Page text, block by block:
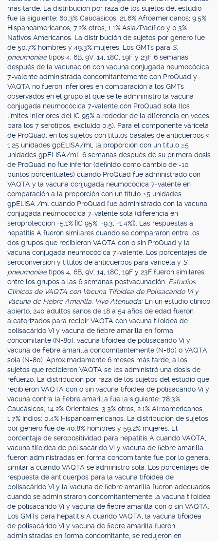
más tarde. La distribución por raza de los sujetos del estudio
fue la siguiente: 60.3% Caucásicos; 21.6% Afroamericanos; 9.5%
Hispanoamericanos; 7.2% otros; 1.1% Asia/Pacífico y 0.3%
Nativos Americanos. La distribución de sujetos por género fue
de 50.7% hombres y 49.3% mujeres. Los GMTs para S.
pneumoniaetipos 4, 6B, 9V, 14, 18C, 19F y 23F 6 semanas
después de la vacunación con vacuna conjugada neumocócica
7-valente administrada concomitantemente con ProQuad y
VAQTA no fueron inferiores en comparación a los GMTs
observados en el grupo al que se le admninistró la vacuna
conjugada neumocócica 7-valente con ProQuad sola (los
límites inferiores del IC 95% alrededor de la diferencia en veces
para los 7 serotipos, excluido 0.5). Para el componente varicela
de ProQuad, en los sujetos con títulos basales de anticuerpos <
1.25 unidades gpELISA/ml, la proporción con un título ≥5
unidades gpELISA/mL 6 semanas después de su primera dosis
de ProQuad no fue inferior (definido como cambio de -10
puntos porcentuales) cuando ProQuad fue administrado con
VAQTA y la vacuna conjugada neumocócica 7-valente en
comparación a la proporción con un título ≥5 unidades
gpELISA /ml cuando ProQuad fue administrado con la vacuna
conjugada neumocócica 7-valente sola (diferencia en
seroprotección -5.1% [IC 95%: -9.3, -1.4%]). Las respuestas a
hepatitis A fueron similares cuando se compararon entre los
dos grupos que recibieron VAQTA con o sin ProQuad y la
vacuna conjugada neumocócica 7-valente. Los porcentajes de
seroconversión y títulos de anticuerpos para varicela y S.
pneumoniaetipos 4, 6B, 9V, 14, 18C, 19F y 23F fueron similares
entre los grupos a las 6 semanas postvacunación. Estudios
Clínicos de VAQTA con Vacuna Tifoidea de Polisacárido Vi y
Vacuna de Fiebre Amarilla, Vivo Atenuada: En un estudio clínico
abierto, 240 adultos sanos de 18 a 54 años de edad fueron
aleatorizados para recibir VAQTA con vacuna tifoidea de
polisacárido Vi y vacuna de fiebre amarilla en forma
concomitante (N=80), vacuna tifoidea de polisacárido Vi y
vacuna de fiebre amarilla concomitantemente (N=80) o VAQTA
sola (N=80). Aproximadamente 6 meses más tarde, a los
sujetos que recibieron VAQTA se les administró una dosis de
refuerzo. La distribución por raza de los sujetos del estudio que
recibieron VAQTA con o sin vacuna tifoidea de polisacárido Vi y
vacuna contra la fiebre amarilla fue la siguiente: 78.3%
Caucásicos; 14.2% Orientales; 3.3% otros; 2.1% Afroamericanos;
1.7% Indios; 0.4% Hispanoamericanos. La distribución de sujetos
por género fue de 40.8% hombres y 59.2% mujeres. El
porcentaje de seropositividad para hepatitis A cuando VAQTA,
vacuna tifoidea de polisacárido Vi y vacuna de fiebre amarilla
fueron administradas en forma concomitante fue por lo general
similar a cuando VAQTA se administró sola. Los porcentajes de
respuesta de anticuerpos para la vacuna tifoidea de
polisacárido Vi y la vacuna de fiebre amarilla fueron adecuados
cuando se administraron concomitantemente la vacuna tifoidea
de polisacárido Vi y vacuna de fiebre amarilla con o sin VAQTA.
Los GMTs para hepatitis A cuando VAQTA, la vacuna tifoidea
de polisacárido Vi y vacuna de fiebre amarilla fueron
administradas en forma concomitante, se redujeron en